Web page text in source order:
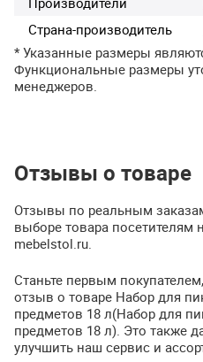
Страна-производитель
* Указанные размеры
Функциональные размеры
менеджеров.
Отзывы о товаре
Отзывы по реальным
выборе товара посетителям
mebelstol.ru.
Станьте первым
отзыв о товаре Набор для
предметов 18 л(Набор для
предметов 18 л). Это также
улучшить наш сервис и